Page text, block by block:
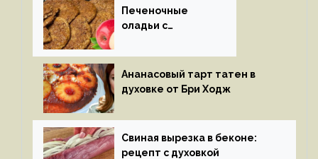
Печеночные
оладьи с
Ананасовый тарт татен в
духовке от Бри Ходж
Свиная вырезка в беконе:
рецепт с духовкой